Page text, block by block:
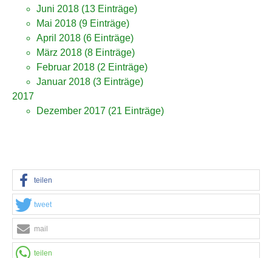
Juni 2018 (13 Einträge)
Mai 2018 (9 Einträge)
April 2018 (6 Einträge)
März 2018 (8 Einträge)
Februar 2018 (2 Einträge)
Januar 2018 (3 Einträge)
2017
Dezember 2017 (21 Einträge)
teilen
tweet
mail
teilen